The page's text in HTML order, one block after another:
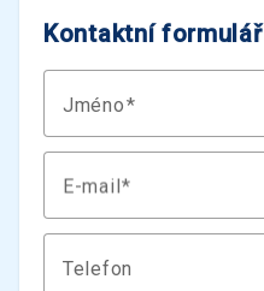
Kontaktní formulář
Jméno
E-mail
Telefon